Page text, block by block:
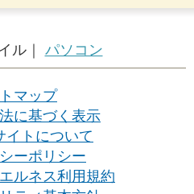
ル｜ パソコン
マップ
に基づく表示
イトについて
ーポリシー
ルネス利用規約